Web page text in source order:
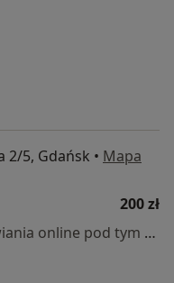
2/5, Gdańsk • Mapa
200 zł
Specjalista nie oferuje umawiania online pod tym adresem.